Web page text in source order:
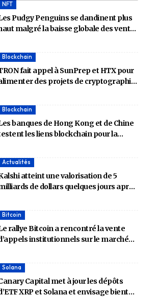
NFT
Pudgy Penguins se dandinent plus
malgré la baisse globale des ventes
Blockchain
fait appel à SunPrep et HTX pour
des projets de cryptographie
Blockchain
banques de Hong Kong et de Chine
les liens blockchain pour la
Actualités
atteint une valorisation de 5
de dollars quelques jours après
8 milliards de dollars
Bitcoin
rallye Bitcoin a rencontré la vente
institutionnels sur le marché
Solana
Capital met à jour les dépôts
XRP et Solana et envisage bientôt